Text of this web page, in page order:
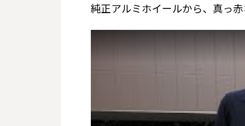
純正アルミホイールから、真っ